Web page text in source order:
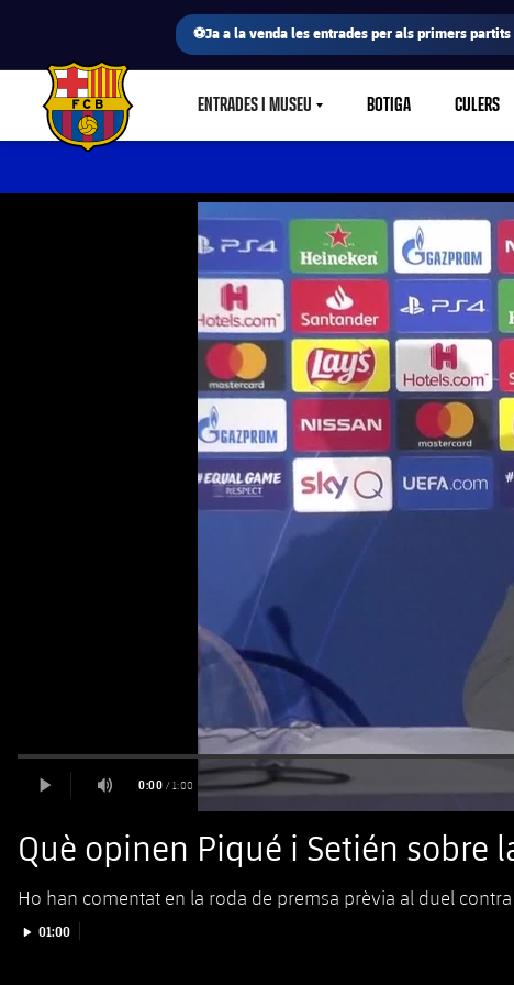
⚽Ja a la venda les entrades per als primers partits
FC Barcelona club badge ENTRADES I MUSEULABEL.SHARE.CARETDOWN
BOTIGA CULERS
Què opinen Piqué i Setién
Ho han comentat en la roda de premsa prèvia al duel
Iniciar video
01:00